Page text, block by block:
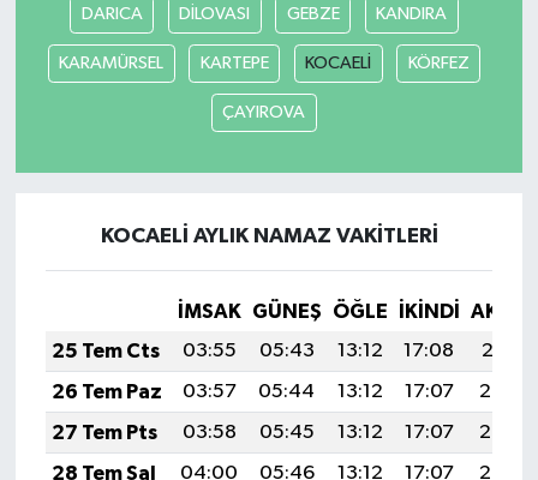
DARICA DİLOVASI GEBZE KANDIRA
KARAMÜRSEL KARTEPE KOCAELİ KÖRFEZ
ÇAYIROVA
KOCAELİ AYLIK NAMAZ VAKITLERI
İMSAK GÜNEŞ ÖĞLE İKINDI
25 Tem Cts
03:55 05:43 13:12 17:08
20:31
26 Tem Paz
03:57 05:44 13:12 17:07
20:30
27 Tem Pts
03:58 05:45 13:12 17:07
20:29
28 Tem Sal
04:00 05:46 13:12 17:07
20:28